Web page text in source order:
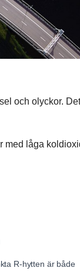
och olyckor.
med låga
R-hytten är både